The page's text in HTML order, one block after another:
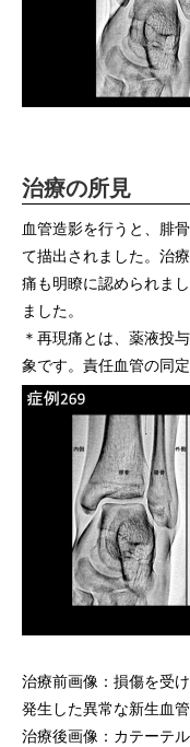
治療の所見
血管造影を行うと、腓
て描出されました。治
痛も明瞭に認められま
ました。
＊再現痛とは、薬液投
象です。責任血管の同
治療前画像：損傷を受
発生した異常な新生血管
治療後画像：カテーテ